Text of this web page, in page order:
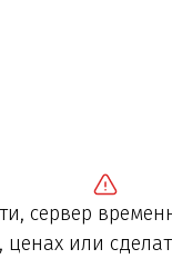
сервер
или